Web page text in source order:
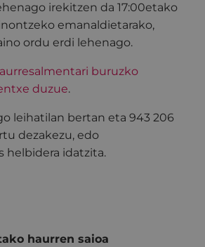
irekitzen da 17:00etako
emanaldietarako,
ordu erdi lehenago.
buruzko
duzue.
leihatilan bertan eta 943 206
dezakezu, edo
helbidera idatzita.
haurren saioa